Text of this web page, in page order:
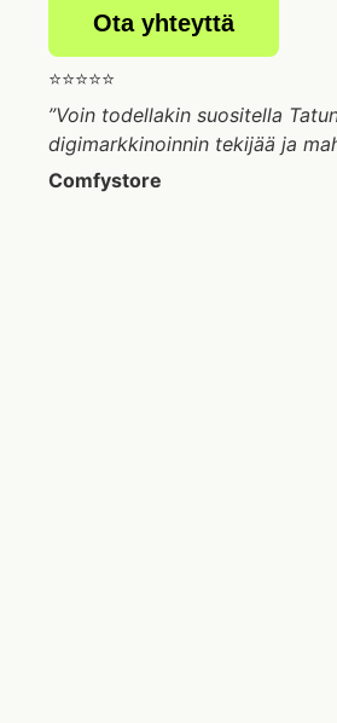
Ota yhteyttä
⭐⭐⭐⭐⭐
”Voin todellakin suositella
digimarkkinoinnin tekijää ja
Comfystore